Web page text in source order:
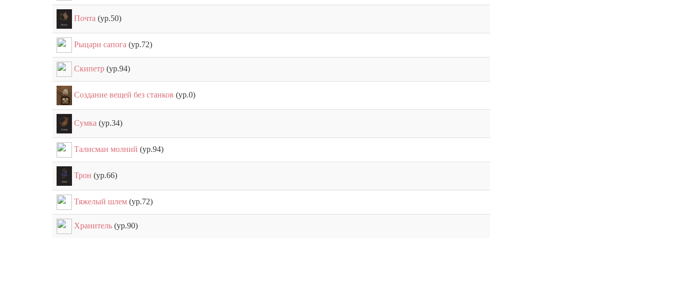
Почта (ур.50)
Рыцари сапога (ур.72)
Скипетр (ур.94)
Создание вещей без станков (ур.0)
Сумка (ур.34)
Талисман молний (ур.94)
Трон (ур.66)
Тяжелый шлем (ур.72)
Хранитель (ур.90)